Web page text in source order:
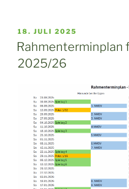
VERÖFFENTLICHT
AM
18. JULI 2025
Rahmenterminplan
2025/26